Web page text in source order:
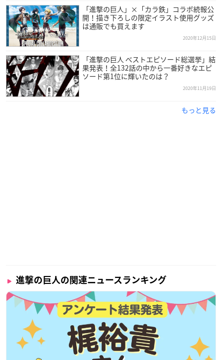
「進撃の巨人」×「カラ鉄」コラボ続報公
開！描き下ろしの限定イラスト使用グッズ
は通販でも買えます
2020年12月15日
「進撃の巨人 べストエピソード総選挙」結
果発表！全132話の中から一番好きなエピ
ソード第1位に輝いたのは？
2020年11月19日
もっと見る
進撃の巨人の関連ニュースランキング